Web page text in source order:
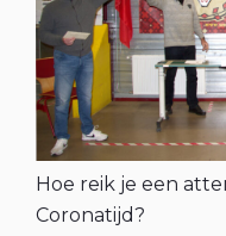
Hoe reik je een
Coronatijd?